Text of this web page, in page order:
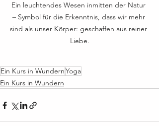
Ein leuchtendes Wesen inmitten der Natur
– Symbol für die Erkenntnis, dass wir mehr
sind als unser Körper: geschaffen aus reiner
Liebe.
Ein Kurs in WundernYoga
Ein Kurs in Wundern